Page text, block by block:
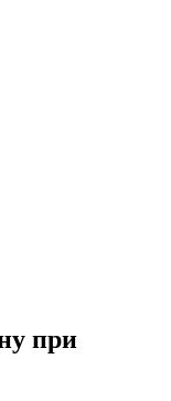
при